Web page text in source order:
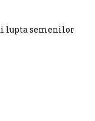
lupta semenilor